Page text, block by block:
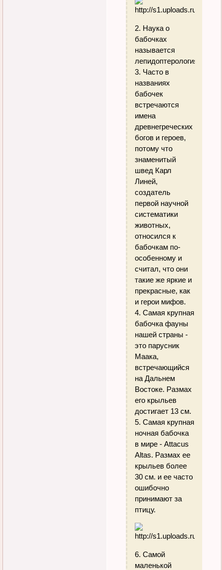
2. Наука о
бабочках
называется
лепидоптерология.
3. Часто в
названиях
бабочек
встречаются
имена
древнегреческих
богов и героев,
потому что
знаменитый
швед Карл
Линей,
создатель
первой научной
систематики
животных,
относился к
бабочкам по-
особенному и
считал, что они
такие же яркие и
прекрасные, как
и герои мифов.
4. Самая крупная
бабочка фауны
нашей страны -
это парусник
Маака,
встречающийся
на Дальнем
Востоке. Размах
его крыльев
достигает 13 см.
5. Самая крупная
ночная бабочка
в мире - Attacus
Altas. Размах ее
крыльев более
30 см. и ее часто
ошибочно
принимают за
птицу.
6. Самой
маленькой